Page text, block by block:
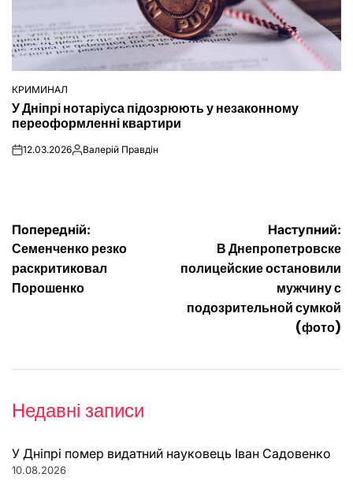
ОПУБЛІКУВАТИ
У
КРИМИНАЛ
У Дніпрі нотаріуса підозрюють у незаконному
переоформленні квартири
on12.03.2026Опубліковано
Валерій Правдін
Навігація
записів
Попередній:
Семенченко резко
раскритиковал
Порошенко
Наступний:
В Днепропетровске
полицейские остановили
мужчину с
подозрительной сумкой
(фото)
Недавні записи
У Дніпрі помер видатний науковець Іван Садовенко
10.08.2026